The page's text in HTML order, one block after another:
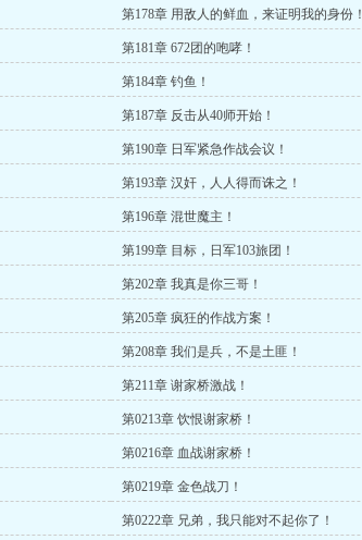
第178章 用敌人的鲜血，来证明我的身份！
第181章 672团的咆哮！
第184章 钓鱼！
第187章 反击从40师开始！
第190章 日军紧急作战会议！
第193章 汉奸，人人得而诛之！
第196章 混世魔主！
第199章 目标，日军103旅团！
第202章 我真是你三哥！
第205章 疯狂的作战方案！
第208章 我们是兵，不是土匪！
第211章 谢家桥激战！
第0213章 饮恨谢家桥！
第0216章 血战谢家桥！
第0219章 金色战刀！
第0222章 兄弟，我只能对不起你了！